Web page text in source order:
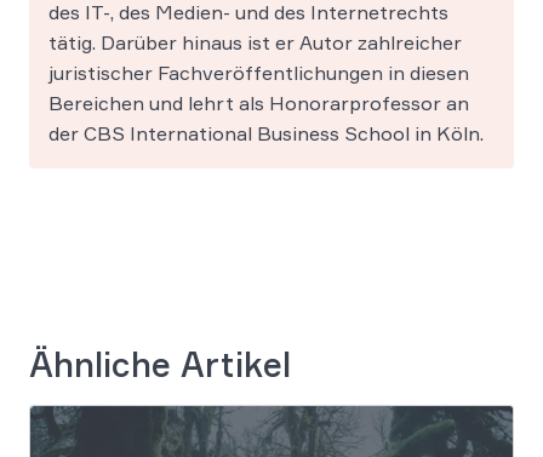
des IT-, des Medien- und des Internetrechts
tätig. Darüber hinaus ist er Autor zahlreicher
juristischer Fachveröffentlichungen in diesen
Bereichen und lehrt als Honorarprofessor an
der CBS International Business School in Köln.
Ähnliche Artikel